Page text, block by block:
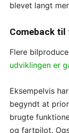
blevet langt
Comeback til
Flere
udviklingen er
Eksempelvis har
begyndt at
brugte
og fartpilot.